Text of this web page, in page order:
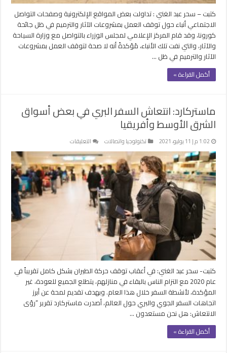
مغلقة
كتبت – سحر عبد الغني : تداولت بعض المواقع الإلكترونية وصفحات التواصل
الاجتماعي أنباء حول توقف العمل بمشروعات الآثار والترميم في ظل جائحة
كورونا، وقد قام المركز الإعلامي لمجلس الوزراء بالتواصل مع وزارة السياحة
والآثار، والتي نفت تلك الأنباء، مُؤكدةً أنه لا صحة لتوقف العمل بمشروعات
الآثار والترميم في ظل …
أكمل القراءة »
ماستركارد: انتعاش السفر البري في بعض أسواق
الشرق الأوسط وأفريقيا
1:02 م | 11 يوليو، 2021 تكنولوجيا واتصالات التعليقات
ماستركارد:
انتعاش
السفر
البري
كتبت- سحر عبد الغني: في أعقاب توقف حركة الطيران بشكل كامل تقريباً في
عام 2020 مع التزام الناس بالبقاء في منازلهم، يتطلع الجميع للعودة، غير
المؤكدة، لأنشطة السفر خلال هذا العام. وبهدف تقديم لمحة عن أبرز
اتجاهات السفر الجوي والبري حول العالم، أصدرت ماستركارد تقرير “رؤى
الانتعاش: هل نحن مستعدون …
أكمل القراءة »